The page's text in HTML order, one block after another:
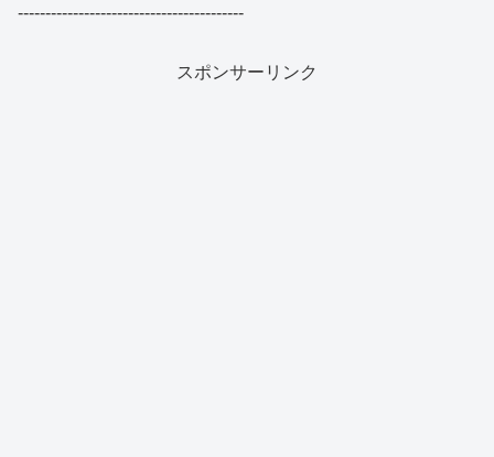
-----------------------------------------
スポンサーリンク